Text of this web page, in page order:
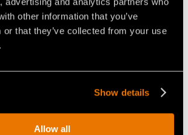
other information that you’ve
or that they’ve collected from your use
Show details
Allow all
VIDEO ZUM MULCHEN MIT DEM
PATRIZIO-MULCHER IN DER
FORSTWIRTSCHAFT